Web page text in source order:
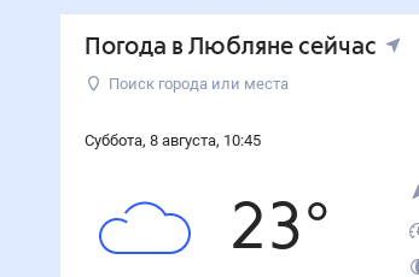
Погода в Люблянесейчас
Поиск города или места
Суббота, 8 августа, 10:45
23°